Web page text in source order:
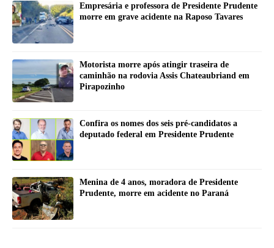
Empresária e professora de Presidente Prudente
morre em grave acidente na Raposo Tavares
Motorista morre após atingir traseira de
caminhão na rodovia Assis Chateaubriand em
Pirapozinho
Confira os nomes dos seis pré-candidatos a
deputado federal em Presidente Prudente
Menina de 4 anos, moradora de Presidente
Prudente, morre em acidente no Paraná